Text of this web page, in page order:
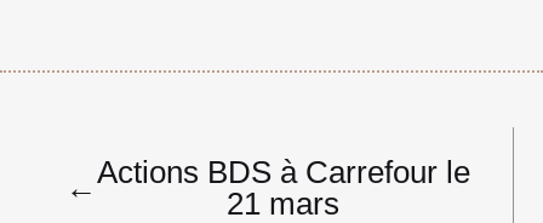
Navigation
de
←Actions BDS à Carrefour le
21 mars